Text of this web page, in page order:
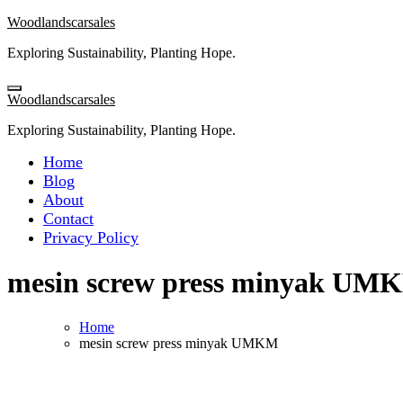
Skip
content
Woodlandscarsales
Exploring Sustainability, Planting Hope.
Woodlandscarsales
Exploring Sustainability, Planting Hope.
Home
Blog
About
Contact
Privacy Policy
mesin screw press minyak
Home
mesin screw press minyak UMKM